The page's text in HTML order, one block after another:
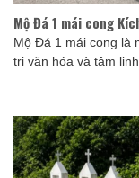
Mộ Đá 1 mái cong
Mộ Đá 1 mái cong là
trị văn hóa và tâm